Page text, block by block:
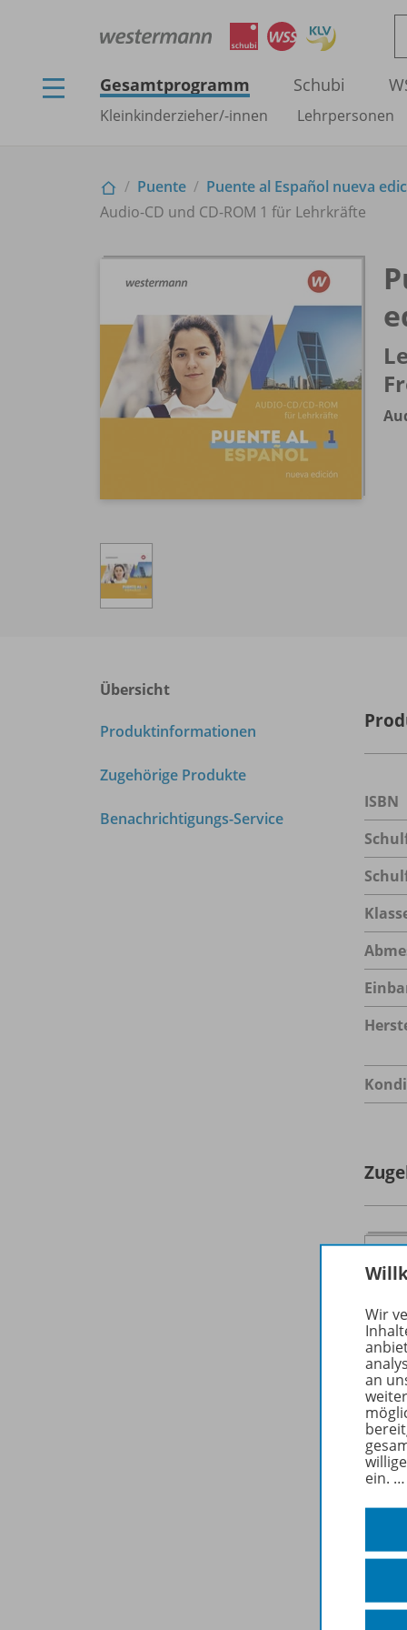
Gesamtprogramm Schubi
Kleinkinderzieher/-innen Lehrpersonen
Puente
Puente al Español nueva
Audio-CD und CD-ROM 1 für Lehrkräfte
Übersicht
Produktinformationen
Zugehörige Produkte
Benachrichtigungs-Service
ISBN
Wir
an
ein.